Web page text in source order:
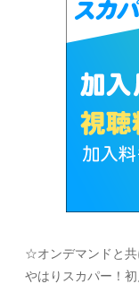
☆オンデマンドと共
やはりスカパー！